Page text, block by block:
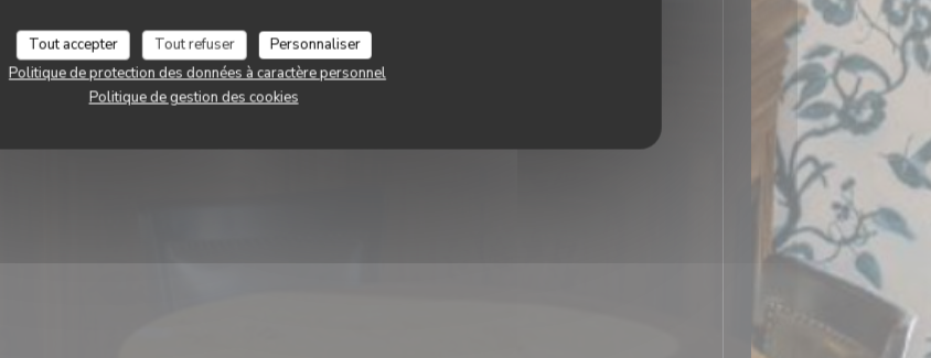
Tout accepter Tout refuser
Personnaliser
Politique de protection des données à caractère personnel
Politique de gestion des cookies